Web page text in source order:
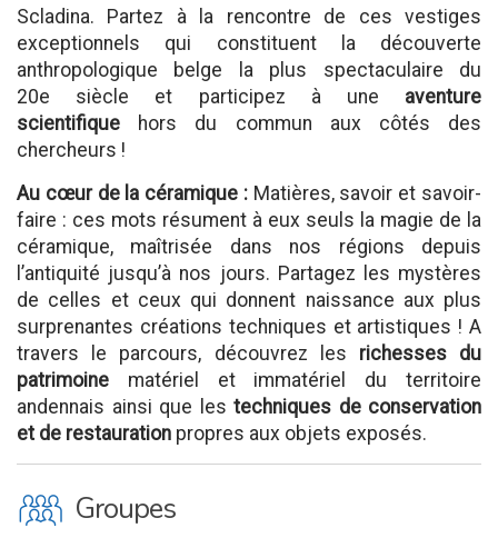
Scladina. Partez à la rencontre de ces vestiges
exceptionnels qui constituent la découverte
anthropologique belge la plus spectaculaire du
20e siècle et participez à une aventure
scientifique hors du commun aux côtés des
chercheurs !
Au cœur de la céramique : Matières, savoir et savoir-
faire : ces mots résument à eux seuls la magie de la
céramique, maîtrisée dans nos régions depuis
l’antiquité jusqu’à nos jours. Partagez les mystères
de celles et ceux qui donnent naissance aux plus
surprenantes créations techniques et artistiques ! A
travers le parcours, découvrez les richesses du
patrimoine matériel et immatériel du territoire
andennais ainsi que les techniques de conservation
et de restauration propres aux objets exposés.
O Groupes